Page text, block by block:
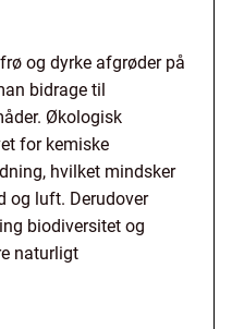
og dyrke afgrøder på
bidrage til
Økologisk
for kemiske
hvilket mindsker
og luft. Derudover
biodiversitet og
naturligt